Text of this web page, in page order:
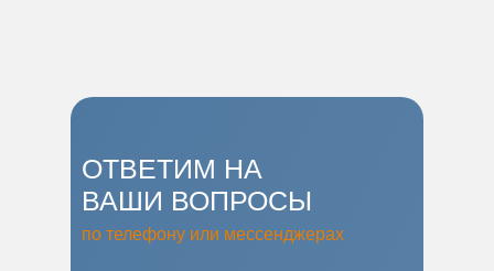
ОТВЕТИМ НА
ВАШИ ВОПРОСЫ
по телефону или мессенджерах
Golden Studio - продвижение сайта
Политика конфиденциальности